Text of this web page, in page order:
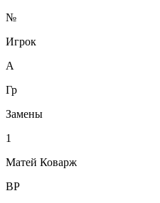
№
Игрок
А
Гр
Замены
1
Матей Коварж
ВР